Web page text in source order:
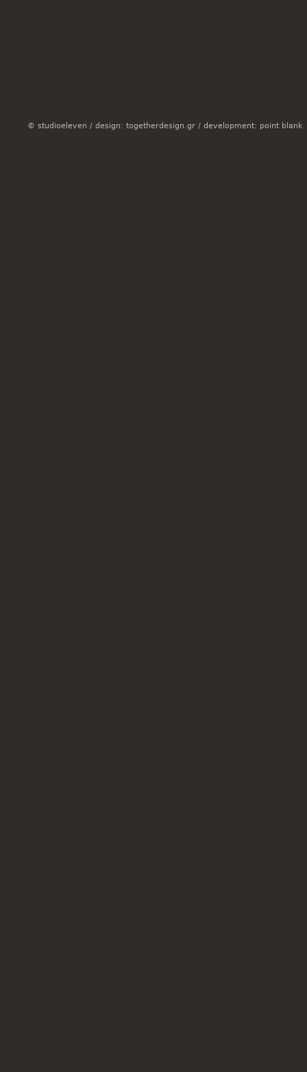
© studioeleven / design: togetherdesign.gr / development: point blank